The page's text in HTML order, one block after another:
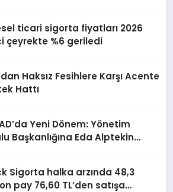
ticari sigorta fiyatları 2026
çeyrekte %6 geriledi
Haksız Fesihlere Karşı Acente
Hattı
Yeni Dönem: Yönetim
Başkanlığına Eda Alptekin
Sigorta halka arzında 48,3
pay 76,60 TL’den satışa